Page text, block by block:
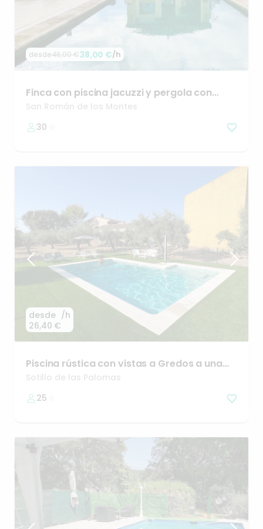
desde48,00 €38,00 €/h
Finca con piscina jacuzziy pergola con
encanto 🤗
San Román de los Montes
30
desde
26,40 €
/h
Piscina rústica con vistas a Gredos a una
hora
de Madrid
Sotillo de las Palomas
25